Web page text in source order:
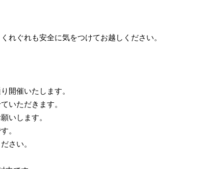
れぐれも安全に気をつけてお越しください。
開催いたします。
いただきます。
いします。
。
さい。